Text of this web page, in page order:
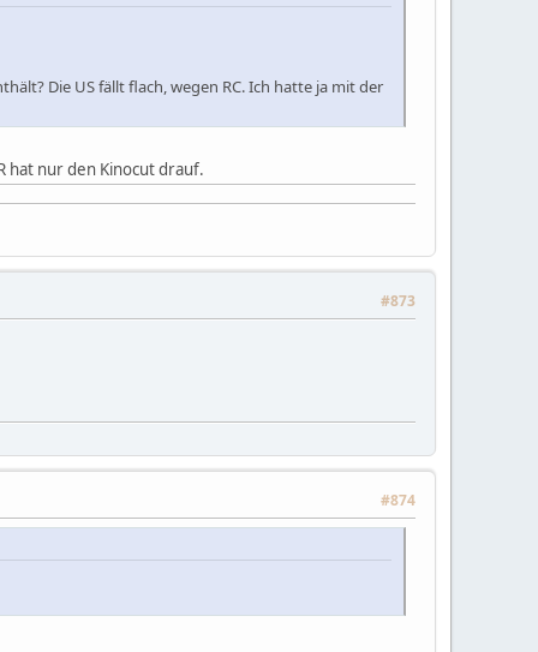
Die US fällt flach, wegen RC. Ich hatte ja mit der
hat nur den Kinocut drauf.
#873
#874